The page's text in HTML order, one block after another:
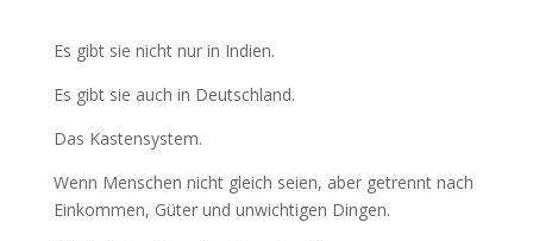
Es gibt sie nicht nur in Indien.
Es gibt sie auch in Deutschland.
Das Kastensystem.
Wenn Menschen nicht gleich seien, aber getrennt nach
Einkommen, Güter und unwichtigen Dingen.